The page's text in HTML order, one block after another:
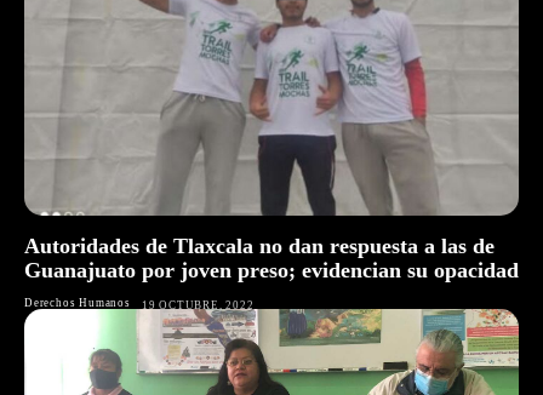
Autoridades de Tlaxcala no dan respuesta a las de
Guanajuato por joven preso; evidencian su opacidad
Derechos Humanos 19 OCTUBRE, 2022